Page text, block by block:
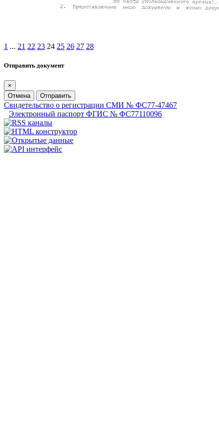
1 ... 21 22 23 24 25 26 27 28
Отправить документ
×
Отмена
Отправить
Свидетельство о регистрации СМИ № ФС77-47467
Электронный паспорт ФГИС № ФС77110096